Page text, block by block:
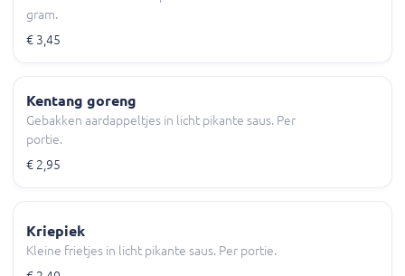
gram.
€ 3,45
Kentang goreng
Gebakken aardappeltjes in licht pikante saus. Per
portie.
€ 2,95
Kriepiek
Kleine frietjes in licht pikante saus. Per portie.